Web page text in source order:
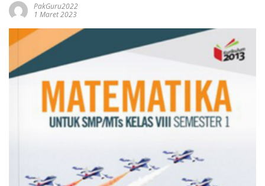
PakGuru2022
1 Maret 2023